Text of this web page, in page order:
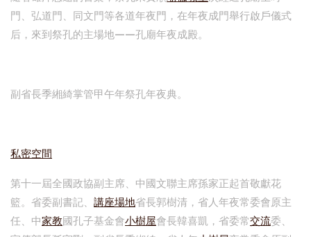
門、弘道門、同文門等各道年夜門，在年夜成門舉行啟戶儀式
后，來到祭孔的主場地——孔廟年夜成殿。
副省長季緗綺掌管甲午年祭孔年夜典。
私密空間
第十一屆全國政協副主席、中國文聯主席孫家正起首敬獻花
籃。省委副書記、 講座場地省長郭樹清，省人年夜常委會原主
任、中家教國孔子基金會小樹屋會長韓喜凱，省委常交流委、